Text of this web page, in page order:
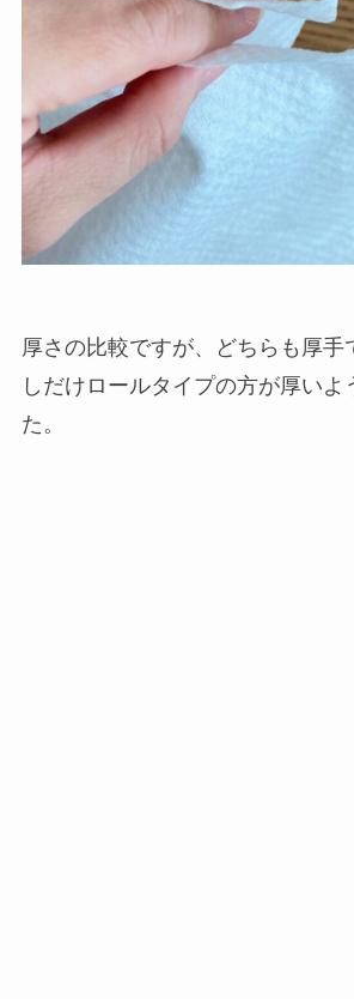
厚さの比較ですが、どちらも厚手
しだけロールタイプの方が厚いよ
た。